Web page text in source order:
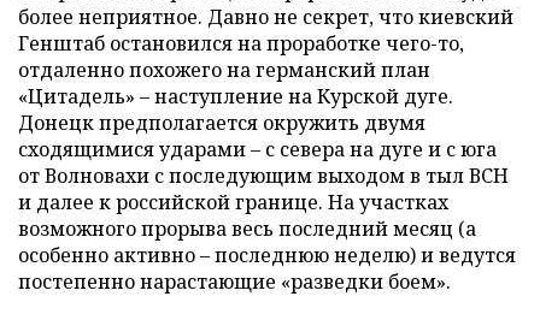
более неприятное. Давно не секрет, что киевский
Генштаб остановился на проработке чего-то,
отдаленно похожего на германский план
«Цитадель» – наступление на Курской дуге.
Донецк предполагается окружить двумя
сходящимися ударами – с севера на дуге и с юга
от Волновахи с последующим выходом в тыл ВСН
и далее к российской границе. На участках
возможного прорыва весь последний месяц (а
особенно активно – последнюю неделю) и ведутся
постепенно нарастающие «разведки боем».